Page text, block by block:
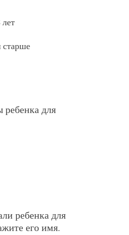
старше
для
ребенка для
его имя.